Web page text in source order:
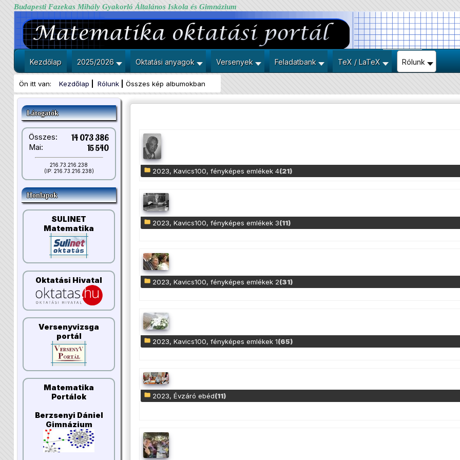
Budapesti Fazekas Mihály Gyakorló Általános Iskola és Gimnázium
Kezdőlap 2025/2026 Oktatási anyagok Versenyek Feladatbank TeX / LaTeX Rólunk
Ön itt van: Kezdőlap Rólunk Összes kép albumokban
Látogatók
Összes: 14 073 386
Mai: 15 540
216.73.216.238
(IP: 216.73.216.238)
Honlapok
SULINET
Matematika
Oktatási Hivatal
Versenyvizsga
portál
Matematika
Portálok
Berzsenyi Dániel
Gimnázium
2023, Kavics100, fényképes emlékek 4(21)
2023, Kavics100, fényképes emlékek 3(11)
2023, Kavics100, fényképes emlékek 2(31)
2023, Kavics100, fényképes emlékek 1(65)
2023, Évzáró ebéd(11)